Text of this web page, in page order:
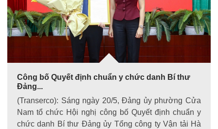
Công bố Quyết định chuẩn y chức danh Bí thư
Đảng...
(Transerco): Sáng ngày 20/5, Đảng ủy phường Cửa
Nam tổ chức Hội nghị công bố Quyết định chuẩn y
chức danh Bí thư Đảng ủy Tổng công ty Vận tải Hà